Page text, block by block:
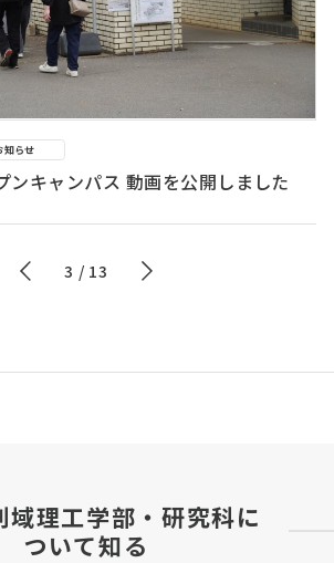
知らせ
ンキャンパス 動画を公開しました
3 / 13
域理工学部・研究科に
ついて知る